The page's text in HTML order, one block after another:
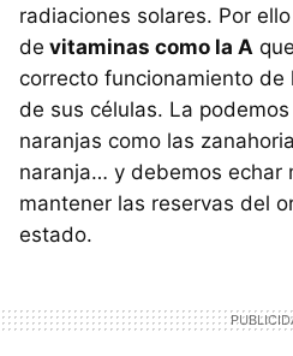
radiaciones solares. Por
de vitaminas como la A
correcto funcionamiento de
de sus células. La
naranjas como las
naranja… y debemos echar
mantener las reservas del
estado.